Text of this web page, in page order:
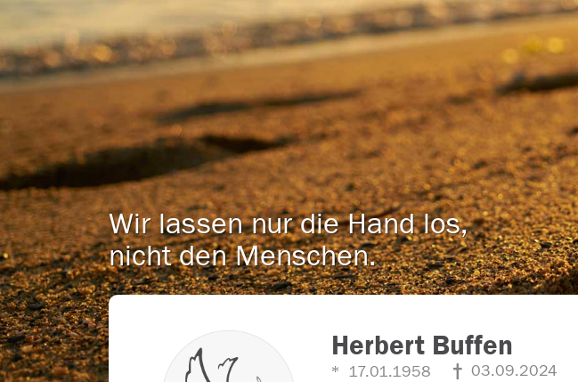
Wir lassen nur die Hand los,
nicht den Menschen.
Herbert Buffen
17.01.1958 03.09.2024